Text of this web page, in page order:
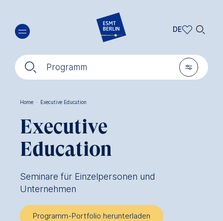
zum
Inhalt
🔍︎ Programm 🎚︎
DE
EN
🔍︎
Pfadnavigation
Home · Executive Education
Executive
Education
Seminare für Einzelpersonen und
Unternehmen
Programm-Portfolio herunterladen